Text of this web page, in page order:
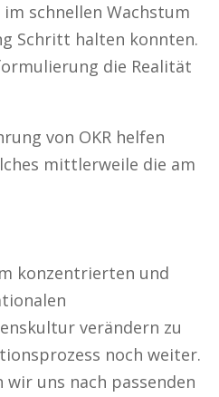
schnellen Wachstum
Schritt halten konnten.
die Realität
von OKR helfen
mittlerweile die am
konzentrierten und
verändern zu
noch weiter.
uns nach passenden